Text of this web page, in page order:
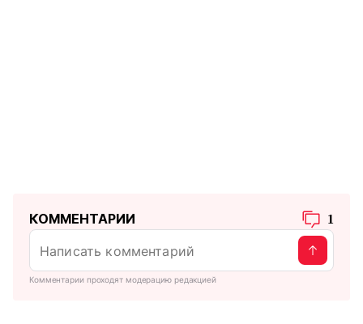
КОММЕНТАРИИ 1
Комментарии проходят модерацию редакцией